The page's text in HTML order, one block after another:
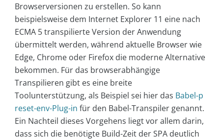
Browserversionen zu erstellen. So kann
beispielsweise dem Internet Explorer 11 eine nach
ECMA 5 transpilierte Version der Anwendung
übermittelt werden, während aktuelle Browser wie
Edge, Chrome oder Firefox die moderne Alternative
bekommen. Für das browserabhängige
Transpilieren gibt es eine breite
Toolunterstützung, als Beispiel sei hier das Babel-p
reset-env-Plug-in für den Babel-Transpiler genannt.
Ein Nachteil dieses Vorgehens liegt vor allem darin,
dass sich die benötigte Build-Zeit der SPA deutlich